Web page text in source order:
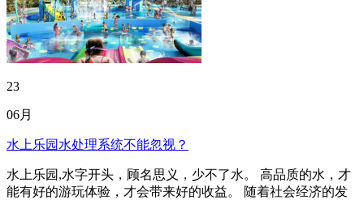
23
06月
水上乐园水处理系统不能忽视？
水上乐园,水字开头，顾名思义，少不了水。 高品质的水，才
能有好的游玩体验，才会带来好的收益。 随着社会经济的发